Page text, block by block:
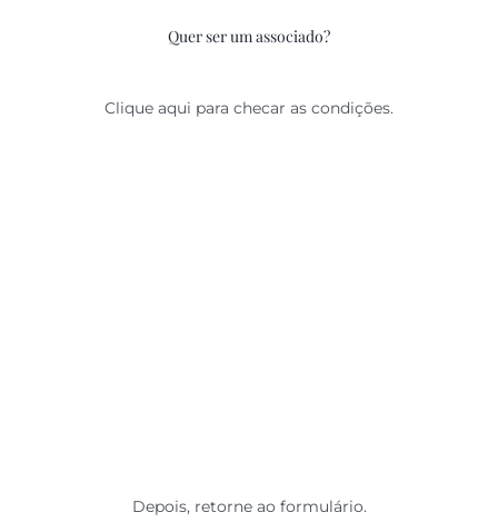
Quer ser um associado?
Clique aqui para checar as condições.
Depois, retorne ao formulário.